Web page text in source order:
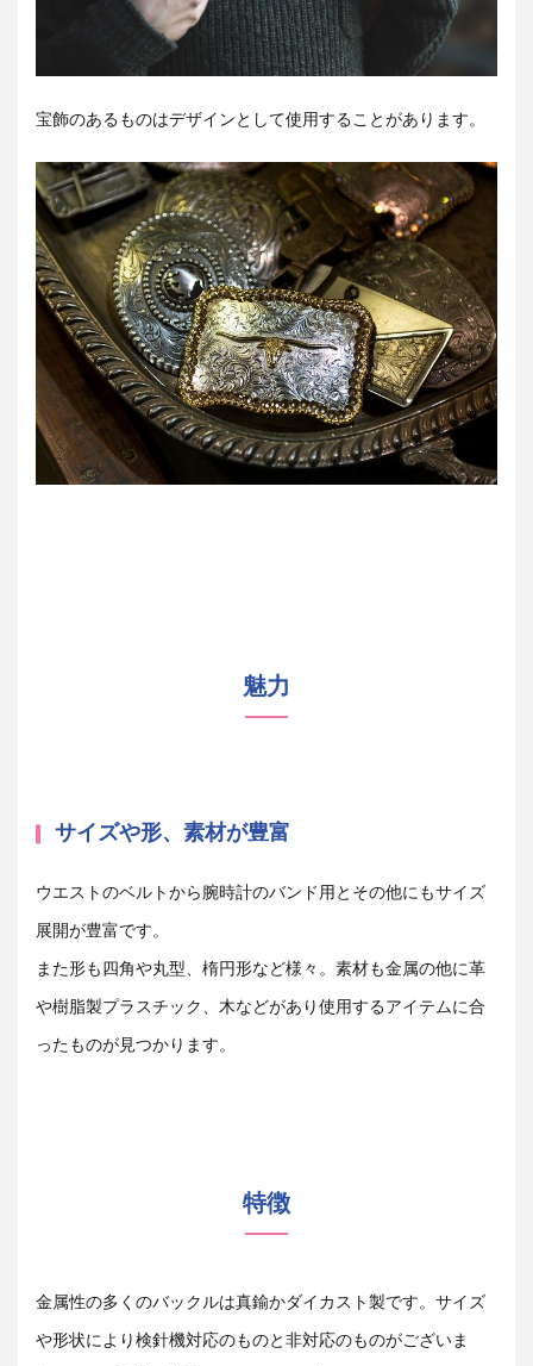
宝飾のあるものはデザインとして使用することがあります。
魅力
サイズや形、素材が豊富
ウエストのベルトから腕時計のバンド用とその他にもサイズ
展開が豊富です。
また形も四角や丸型、楕円形など様々。素材も金属の他に革
や樹脂製プラスチック、木などがあり使用するアイテムに合
ったものが見つかります。
特徴
金属性の多くのバックルは真鍮かダイカスト製です。サイズ
や形状により検針機対応のものと非対応のものがございま